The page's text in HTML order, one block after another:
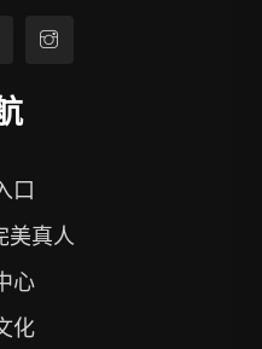
口
美真人
心
化